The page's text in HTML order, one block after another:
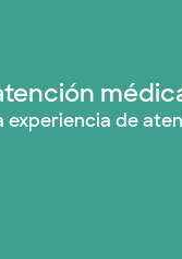
experiencia de